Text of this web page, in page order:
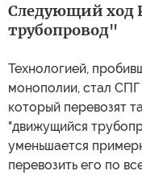
Следующий ход
трубопровод"
Технологией,
монополии, стал
который перевозят
"движущийся
уменьшается
перевозить его по